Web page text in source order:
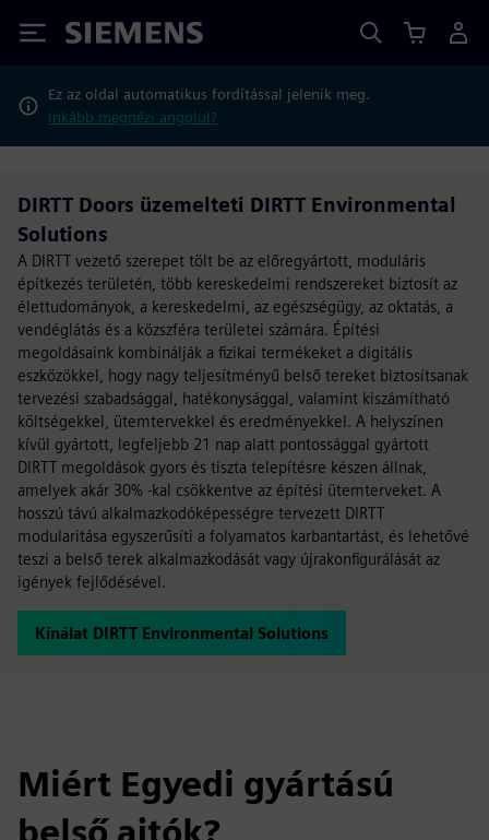
Siemens
Ez az oldal automatikus fordítással jelenik meg.
Inkább megnézi angolul?
DIRTT Doors üzemelteti DIRTT Environmental
Solutions
A DIRTT vezető szerepet tölt be az előregyártott, moduláris
építkezés területén, több kereskedelmi rendszereket biztosít az
élettudományok, a kereskedelmi, az egészségügy, az oktatás, a
vendéglátás és a közszféra területei számára. Építési
megoldásaink kombinálják a fizikai termékeket a digitális
eszközökkel, hogy nagy teljesítményű belső tereket biztosítsanak
tervezési szabadsággal, hatékonysággal, valamint kiszámítható
költségekkel, ütemtervekkel és eredményekkel. A helyszínen
kívül gyártott, legfeljebb 21 nap alatt pontossággal gyártott
DIRTT megoldások gyors és tiszta telepítésre készen állnak,
amelyek akár 30% -kal csökkentve az építési ütemterveket. A
hosszú távú alkalmazkodóképességre tervezett DIRTT
modularitása egyszerűsíti a folyamatos karbantartást, és lehetővé
teszi a belső terek alkalmazkodását vagy újrakonfigurálását az
igények fejlődésével.
Kínálat DIRTT Environmental Solutions
Miért Egyedi gyártású